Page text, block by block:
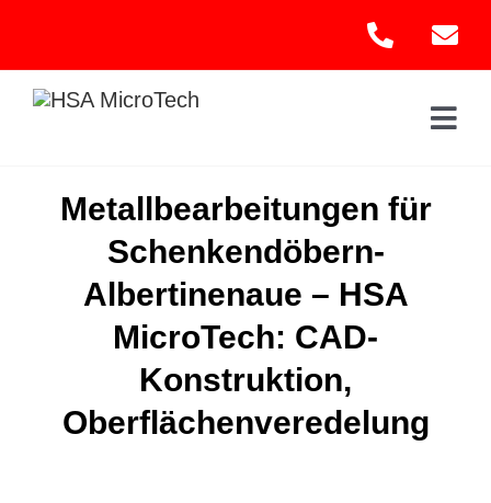
content
Metallbearbeitungen für
Schenkendöbern-
Albertinenaue – HSA
MicroTech: CAD-
Konstruktion,
Oberflächenveredelung